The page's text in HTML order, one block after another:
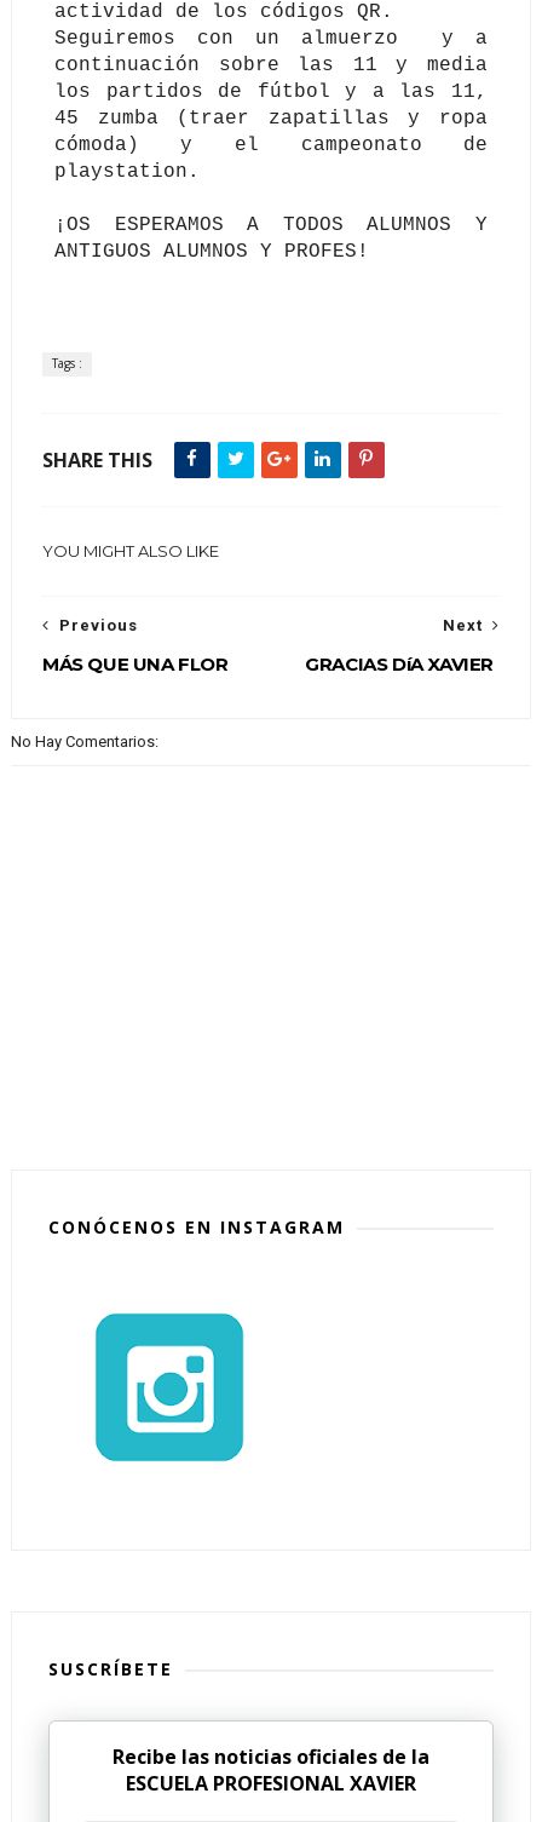
actividad de los códigos QR.
Seguiremos con un almuerzo y a
continuación sobre las 11 y media
los partidos de fútbol y a las 11,
45 zumba (traer zapatillas y ropa
cómoda) y el campeonato de
playstation.
¡OS ESPERAMOS A TODOS ALUMNOS Y
ANTIGUOS ALUMNOS Y PROFES!
Tags :
SHARE THIS
YOU MIGHT ALSO LIKE
Next
GRACIAS DíA XAVIER
Previous
MÁS QUE UNA FLOR
No Hay Comentarios:
CONÓCENOS EN INSTAGRAM
SUSCRÍBETE
Recibe las noticias oficiales de la
ESCUELA PROFESIONAL XAVIER